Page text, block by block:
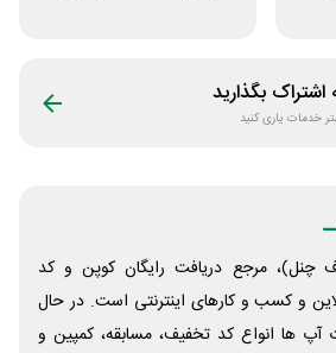
اشتراک بگذارید
خدمات یاری کنید
چنل)، مرجع دریافت رایگان کوپن و کد
و کسب و‌ کارهای اینترنتی است. در حال
آپ ها انواع کد تخفیف، مسابقه، کمپین و